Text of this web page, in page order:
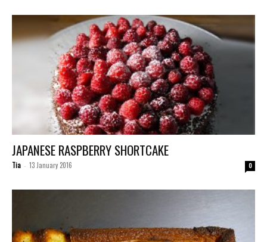
JAPANESE RASPBERRY SHORTCAKE
Tia - 13 January 2016 0